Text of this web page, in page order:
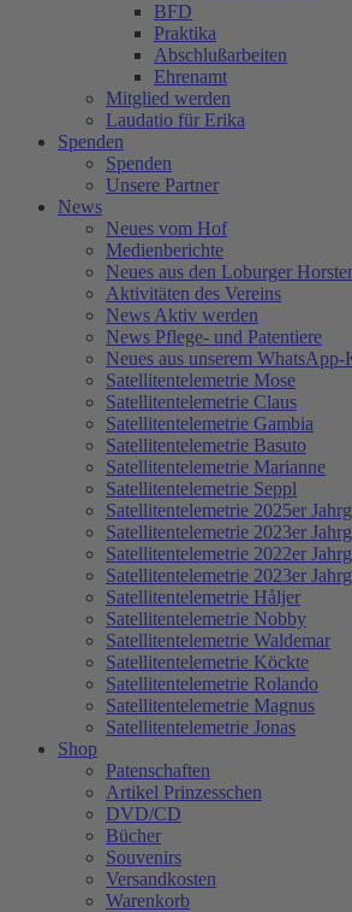
BFD
Praktika
Abschlußarbeiten
Ehrenamt
Mitglied werden
Laudatio für Erika
Spenden
Spenden
Unsere Partner
News
Neues vom Hof
Medienberichte
Neues aus den Loburger
Aktivitäten des Vereins
News Aktiv werden
News Pflege- und Patentiere
Neues aus unserem WhatsApp-
Satellitentelemetrie Mose
Satellitentelemetrie Claus
Satellitentelemetrie Gambia
Satellitentelemetrie Basuto
Satellitentelemetrie Marianne
Satellitentelemetrie Seppl
Satellitentelemetrie 2025er
Satellitentelemetrie 2023er
Satellitentelemetrie 2022er
Satellitentelemetrie 2023er
Satellitentelemetrie Håljer
Satellitentelemetrie Nobby
Satellitentelemetrie Waldemar
Satellitentelemetrie Köckte
Satellitentelemetrie Rolando
Satellitentelemetrie Magnus
Satellitentelemetrie Jonas
Shop
Patenschaften
Artikel Prinzesschen
DVD/CD
Bücher
Souvenirs
Versandkosten
Warenkorb